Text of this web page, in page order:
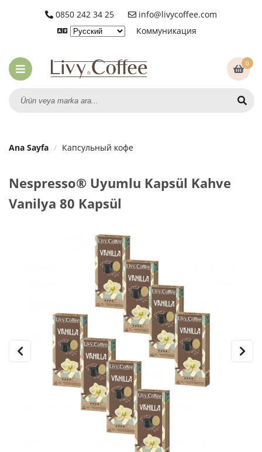
0850 242 34 25
info@livycoffee.com
Коммуникация
0
Ana Sayfa Капсульный кофе
Nespresso® Uyumlu Kapsül Kahve
Vanilya 80 Kapsül